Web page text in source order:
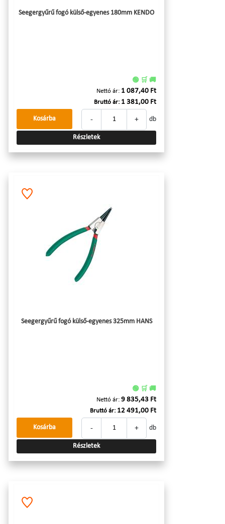
Seegergyűrű fogó külső-egyenes 180mm KENDO
🟢 🛒 🚚
Nettó ár: 1 087,40 Ft
Bruttó ár: 1 381,00 Ft
- + db
Kosárba
Részletek
Seegergyűrű fogó külső-egyenes 325mm HANS
🟢 🛒 🚚
Nettó ár: 9 835,43 Ft
Bruttó ár: 12 491,00 Ft
- + db
Kosárba
Részletek